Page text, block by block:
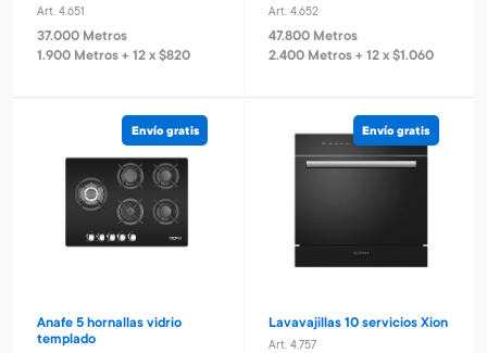
Art. 4.651
37.000 Metros
1.900 Metros + 12 x $820
Art. 4.652
47.800 Metros
2.400 Metros + 12 x $1.060
Envío gratis
Anafe 5 hornallas vidrio
templado
Envío gratis
Lavavajillas 10 servicios Xion
Art. 4.757